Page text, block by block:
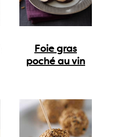
Foie gras
poché au vin